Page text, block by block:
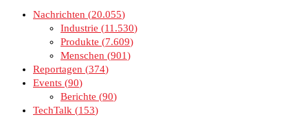
Nachrichten
20.055
Industrie
11.530
Produkte
7.609
Menschen
901
Reportagen
374
Events 90
Berichte
90
TechTalk
153